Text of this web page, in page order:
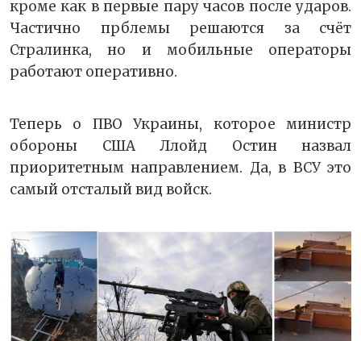
кроме как в первые пару часов после ударов.
Частично прблемы решаются за счёт
Стралинка, но и мобильные операторы
работают оперативно.
Теперь о ПВО Украины, которое министр
обороны США Ллойд Остин назвал
приоритетным направлением. Да, в ВСУ это
самый отсталый вид войск.